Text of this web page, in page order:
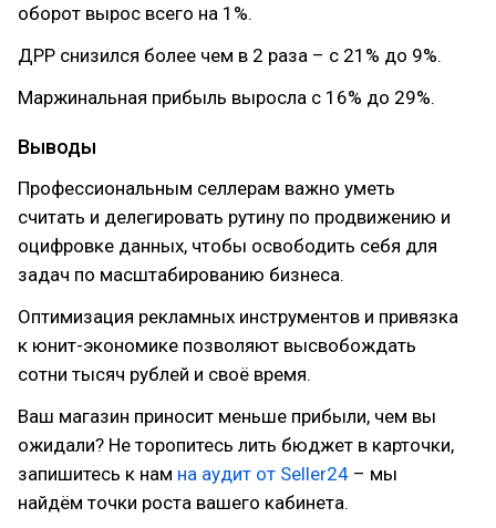
оборот вырос всего на 1%.
ДРР снизился более чем в 2 раза – с 21% до 9%.
Маржинальная прибыль выросла с 16% до 29%.
Выводы
Профессиональным селлерам важно уметь
считать и делегировать рутину по продвижению и
оцифровке данных, чтобы освободить себя для
задач по масштабированию бизнеса.
Оптимизация рекламных инструментов и привязка
к юнит-экономике позволяют высвобождать
сотни тысяч рублей и своё время.
Ваш магазин приносит меньше прибыли, чем вы
ожидали? Не торопитесь лить бюджет в карточки,
запишитесь к нам на аудит от Seller24 – мы
найдём точки роста вашего кабинета.